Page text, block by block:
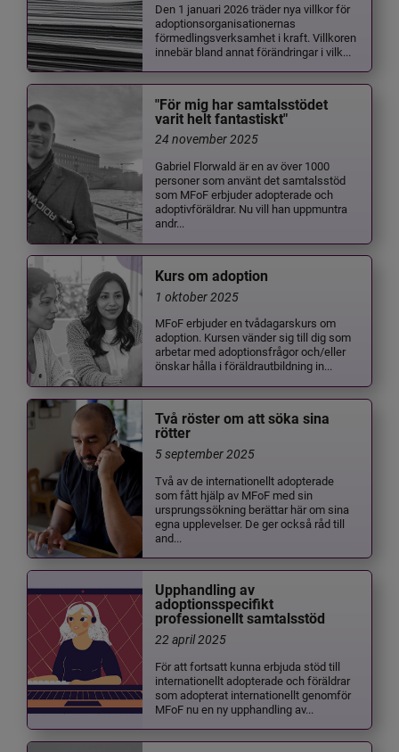
Den 1 januari 2026 träder nya villkor för
adoptionsorganisationernas
förmedlingsverksamhet i kraft. Villkoren
innebär bland annat förändringar i vilk...
"För mig har samtalsstödet
varit helt fantastiskt"
24 november 2025
Gabriel Florwald är en av över 1000
personer som använt det samtalsstöd
som MFoF erbjuder adopterade och
adoptivföräldrar. Nu vill han uppmuntra
andr...
Kurs om adoption
1 oktober 2025
MFoF erbjuder en tvådagarskurs om
adoption. Kursen vänder sig till dig som
arbetar med adoptionsfrågor och/eller
önskar hålla i föräldrautbildning in...
Två röster om att söka sina
rötter
5 september 2025
Två av de internationellt adopterade
som fått hjälp av MFoF med sin
ursprungssökning berättar här om sina
egna upplevelser. De ger också råd till
and...
Upphandling av
adoptionsspecifikt
professionellt samtalsstöd
22 april 2025
För att fortsatt kunna erbjuda stöd till
internationellt adopterade och föräldrar
som adopterat internationellt genomför
MFoF nu en ny upphandling av...